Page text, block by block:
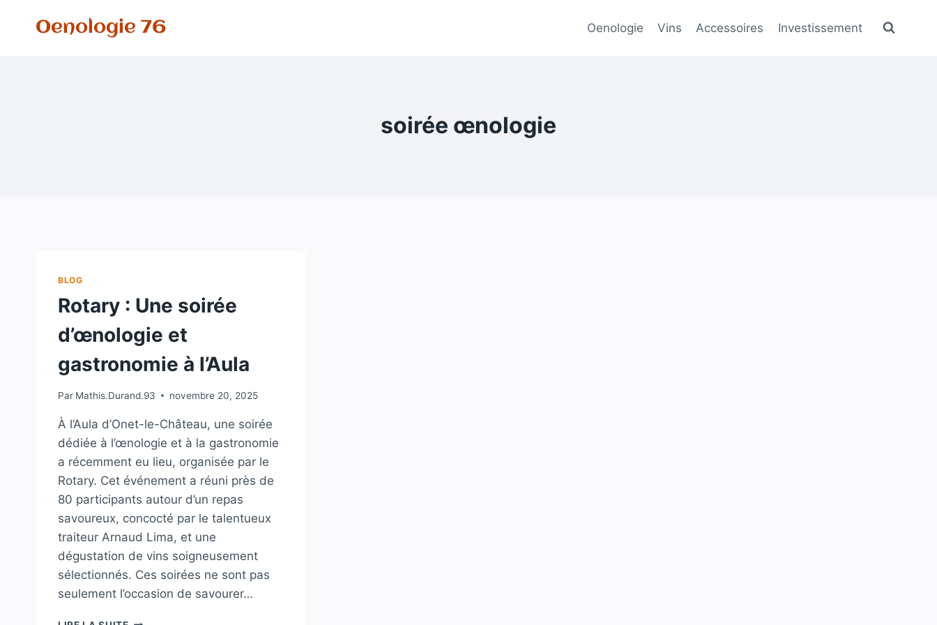
Oenologie 76 Oenologie Vins Accessoires Investissement
soirée œnologie
BLOG
Rotary : Une soirée
d’œnologie et
gastronomie à l’Aula
Par Mathis.Durand.93 novembre 20, 2025
À l’Aula d’Onet-le-Château, une soirée
dédiée à l’œnologie et à la gastronomie
a récemment eu lieu, organisée par le
Rotary. Cet événement a réuni près de
80 participants autour d’un repas
savoureux, concocté par le talentueux
traiteur Arnaud Lima, et une
dégustation de vins soigneusement
sélectionnés. Ces soirées ne sont pas
seulement l’occasion de savourer…
ROTARY